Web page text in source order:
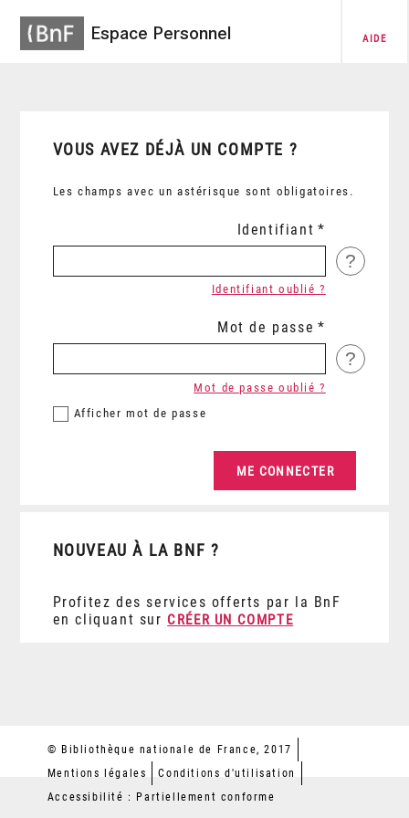
Espace Personnel AIDE
VOUS AVEZ DÉJÀ UN COMPTE ?
Les champs avec un astérisque sont obligatoires.
Identifiant
?
Identifiant oublié ?
Mot de passe
?
Afficher mot de passe
Mot de passe oublié ?
NOUVEAU À LA BNF ?
Profitez des services offerts par la BnF
en cliquant sur CRÉER UN COMPTE
© Bibliothèque nationale de France, 2017
Mentions légales
Conditions d'utilisation
Accessibilité : Partiellement conforme